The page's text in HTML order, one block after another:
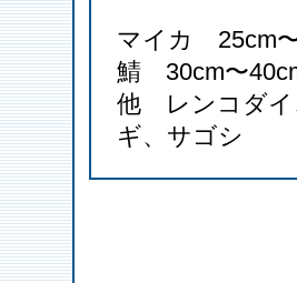
マイカ 25cm
鯖 30cm〜
他 レンコダイ
ギ、サゴシ